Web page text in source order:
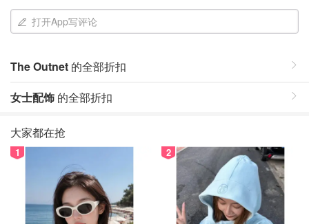
打开App写评论
The Outnet 的全部折扣
女士配饰 的全部折扣
大家都在抢
1 2